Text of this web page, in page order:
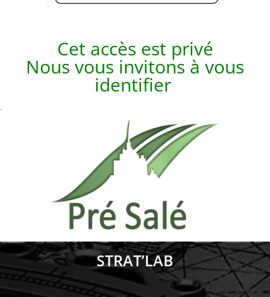
Cet accès est privé
Nous vous invitons à vous
identifier
.
STRAT’LAB